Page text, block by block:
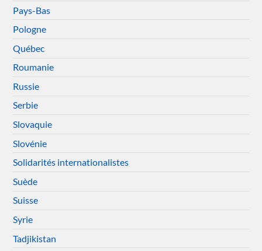
Pays-Bas
Pologne
Québec
Roumanie
Russie
Serbie
Slovaquie
Slovénie
Solidarités internationalistes
Suède
Suisse
Syrie
Tadjikistan